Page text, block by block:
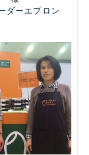
ダーエプロン